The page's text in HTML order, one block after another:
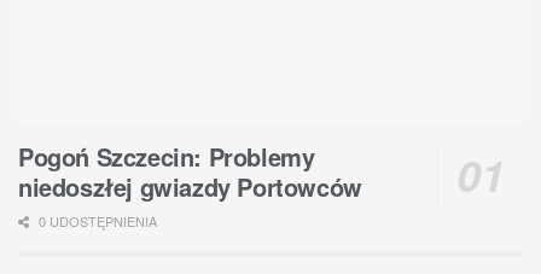
Pogoń Szczecin: Problemy
niedoszłej gwiazdy Portowców
0 UDOSTĘPNIENIA